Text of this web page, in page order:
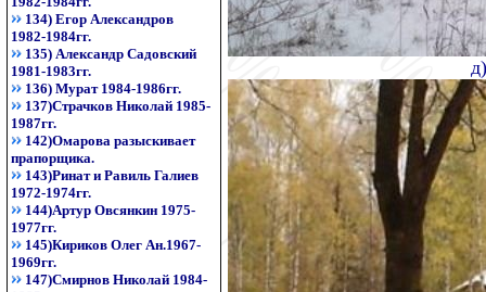
134) Егор Александров
1982-1984гг.
135) Александр Садовский
1981-1983гг.
136) Мурат 1984-1986гг.
137)Страчков Николай 1985-
1987гг.
142)Омарова разыскивает
прапорщика.
143)Ринат и Равиль Галиев
1972-1974гг.
144)Артур Овсянкин 1975-
1977гг.
145)Кириков Олег Ан.1967-
1969гг.
147)Смирнов Николай 1984-